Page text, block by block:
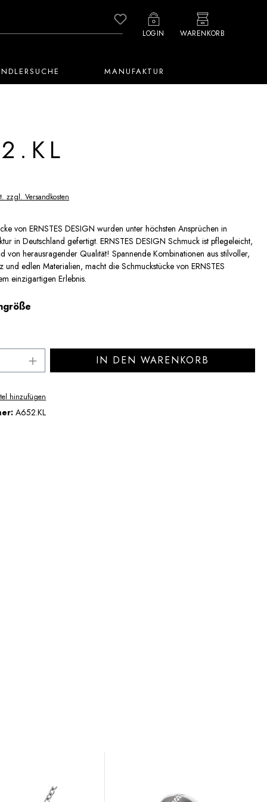
Du hast 0 Produkte auf dem
LOGIN WARENKORB
MANUFAKTUR
zzgl. Versandkosten
von ERNSTES DESIGN wurden unter höchsten Ansprüchen in
in Deutschland gefertigt. ERNSTES DESIGN Schmuck ist pflegeleicht,
von herausragender Qualität! Spannende Kombinationen aus stilvoller,
und edlen Materialien, macht die Schmuckstücke von ERNSTES
einzigartigen Erlebnis.
Anzahl: Gib den gewünschten Wert ein
IN DEN WARENKORB
hinzufügen
A652.KL